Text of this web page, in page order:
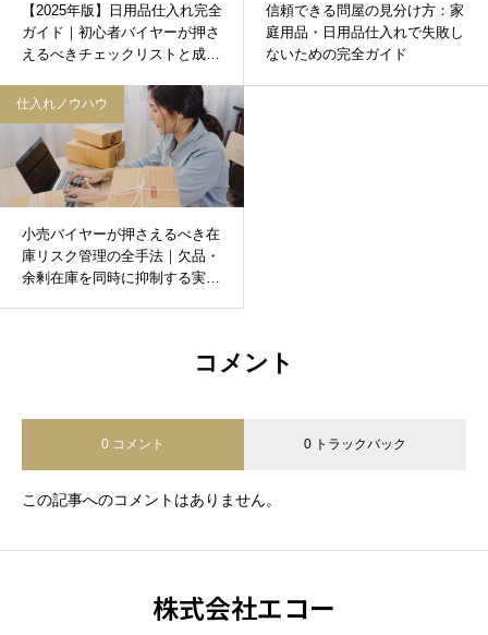
【2025年版】日用品仕入れ完全
ガイド｜初心者バイヤーが押さ
えるべきチェックリストと成功
信頼できる問屋の見分け方：家
庭用品・日用品仕入れで失敗し
ないための完全ガイド
仕入れノウハウ
小売バイヤーが押さえるべき在
庫リスク管理の全手法｜欠品・
余剰在庫を同時に抑制する実務
コメント
0 コメント 0 トラックバック
この記事へのコメントはありません。
株式会社エコー